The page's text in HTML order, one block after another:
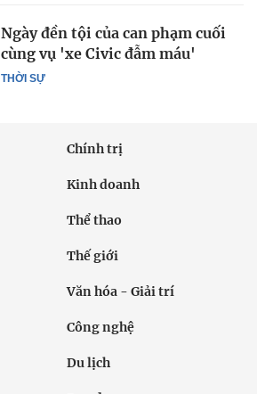
THỜI SỰ
Ngày đền tội của can phạm cuối
cùng vụ 'xe Civic đẫm máu'
Chính trị
Kinh doanh
Thể thao
Thế giới
Văn hóa - Giải trí
Công nghệ
Du lịch